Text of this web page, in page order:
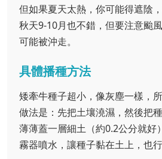
但如果夏天太熱，你可能得遮陰
秋天9-10月也不錯，但要注意颱
可能被沖走。
具體播種方法
矮牽牛種子超小，像灰塵一樣，
做法是：先把土壤澆濕，然後把
薄薄蓋一層細土（約0.2公分就好
霧器噴水，讓種子黏在土上，也行